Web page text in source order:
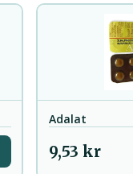
Adalat
9,53 kr